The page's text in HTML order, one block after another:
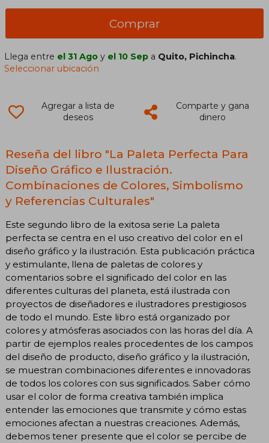
Comprar
Llega entre el 31 Ago y el 10 Sep a Quito, Pichincha.
Seleccionar ubicación
Agregar a lista de
deseos
Comparte y gana
dinero
Reseña del libro "La Paleta Perfecta Para
Diseño Gráfico e Ilustración.
Combinaciones de Colores, Simbolismo
y Referencias Culturales"
Este segundo libro de la exitosa serie La paleta
perfecta se centra en el uso creativo del color en el
diseño gráfico y la ilustración. Esta publicación práctica
y estimulante, llena de paletas de colores y
comentarios sobre el significado del color en las
diferentes culturas del planeta, está ilustrada con
proyectos de diseñadores e ilustradores prestigiosos
de todo el mundo. Este libro está organizado por
colores y atmósferas asociados con las horas del día. A
partir de ejemplos reales procedentes de los campos
del diseño de producto, diseño gráfico y la ilustración,
se muestran combinaciones diferentes e innovadoras
de todos los colores con sus significados. Saber cómo
usar el color de forma creativa también implica
entender las emociones que transmite y cómo estas
emociones afectan a nuestras creaciones. Además,
debemos tener presente que el color se percibe de